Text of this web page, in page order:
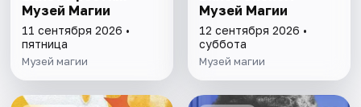
Музей Магии
11 сентября 2026 •
пятница
Музей магии
Музей Магии
12 сентября 2026 •
суббота
Музей магии